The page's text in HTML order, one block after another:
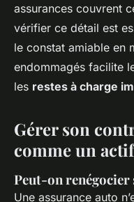
assurances couvrent
vérifier ce détail est
le constat amiable en
endommagés facilite
les restes à charge
Gérer son
comme un
Peut-on renégocier
Une assurance auto